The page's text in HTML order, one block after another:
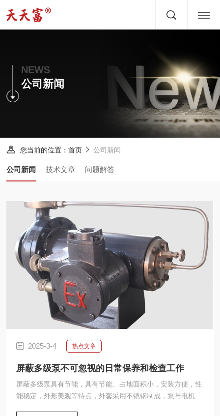
新闻
联系
NEWS
公司新闻
您当前的位置：首页 公司新闻
公司新闻 技术文章 问题解答
2025-3-4 热点文章
屏蔽多级泵不可忽视的日常保养和检查工作
屏蔽多级泵具有节能，具有节能、占地面积小，安装方便，性
能稳定，外形美观等特点，外套采用不锈钢制成，泵与电机中